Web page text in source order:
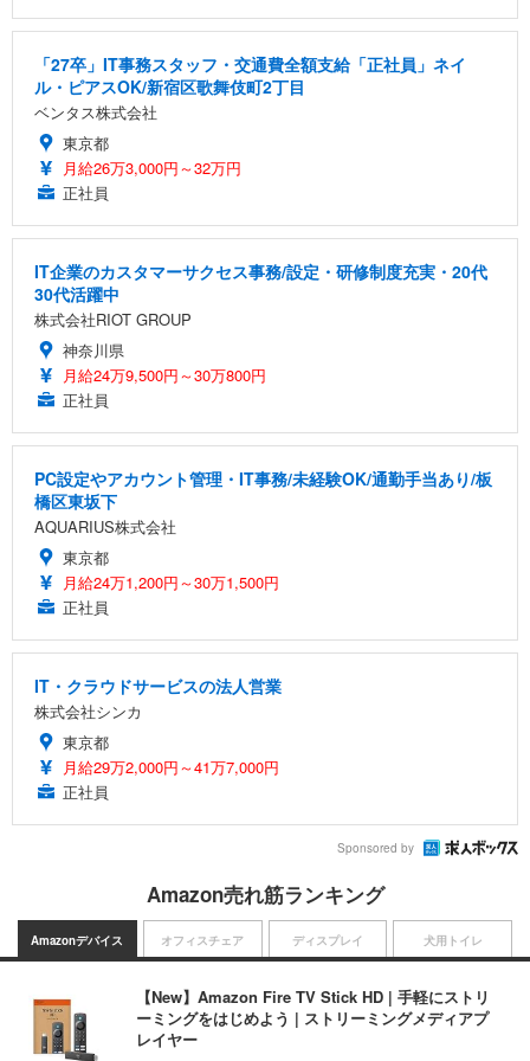
「27卒」IT事務スタッフ・交通費全額支給「正社員」ネイ
ル・ピアスOK/新宿区歌舞伎町2丁目
ベンタス株式会社
東京都
月給26万3,000円～32万円
正社員
IT企業のカスタマーサクセス事務/設定・研修制度充実・20代
30代活躍中
株式会社RIOT GROUP
神奈川県
月給24万9,500円～30万800円
正社員
PC設定やアカウント管理・IT事務/未経験OK/通勤手当あり/板
橋区東坂下
AQUARIUS株式会社
東京都
月給24万1,200円～30万1,500円
正社員
IT・クラウドサービスの法人営業
株式会社シンカ
東京都
月給29万2,000円～41万7,000円
正社員
Sponsored by
Amazon売れ筋ランキング
Amazonデバイス
【New】Amazon Fire TV Stick HD | 手軽にストリ
ーミングをはじめよう | ストリーミングメディアプ
レイヤー
オフィスチェア ディスプレイ 犬用トイレ